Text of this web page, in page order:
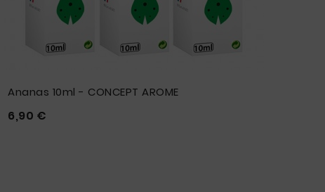
Ananas 10ml - CONCEPT AROME
 
6,90 €